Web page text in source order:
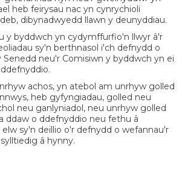
heb feirysau nac yn cynrychioli
dibynadwyedd llawn y deunyddiau.
y byddwch yn cydymffurfio'n llwyr â'r
sy'n berthnasol i'ch defnydd o
neu'r Comisiwn y byddwch yn ei
achos, yn atebol am unrhyw golled
heb gyfyngiadau, golled neu
neu ganlyniadol, neu unrhyw golled
ddaw o ddefnyddio neu fethu â
sy'n deillio o'r defnydd o wefannau'r
â hynny.